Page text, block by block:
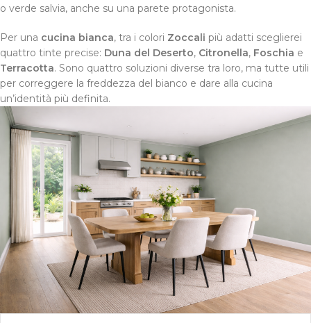
o verde salvia, anche su una parete protagonista.
Per una cucina bianca, tra i colori Zoccali più adatti sceglierei
quattro tinte precise: Duna del Deserto, Citronella, Foschia e
Terracotta. Sono quattro soluzioni diverse tra loro, ma tutte utili
per correggere la freddezza del bianco e dare alla cucina
un’identità più definita.